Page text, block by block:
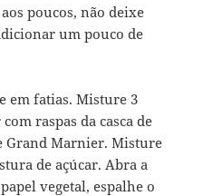
poucos, não deixe
um pouco de
em fatias. Misture 3
raspas da casca de
Grand Marnier. Misture
de açúcar. Abra a
vegetal, espalhe o